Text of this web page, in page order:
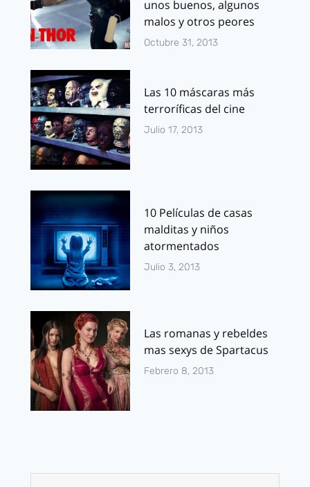
unos buenos, algunos
malos y otros peores
Octubre 31, 2013
Las 10 máscaras más
terroríficas del cine
Julio 17, 2013
10 Películas de casas
malditas y niños
atormentados
Julio 3, 2013
Las romanas y rebeldes
mas sexys de Spartacus
Febrero 8, 2013